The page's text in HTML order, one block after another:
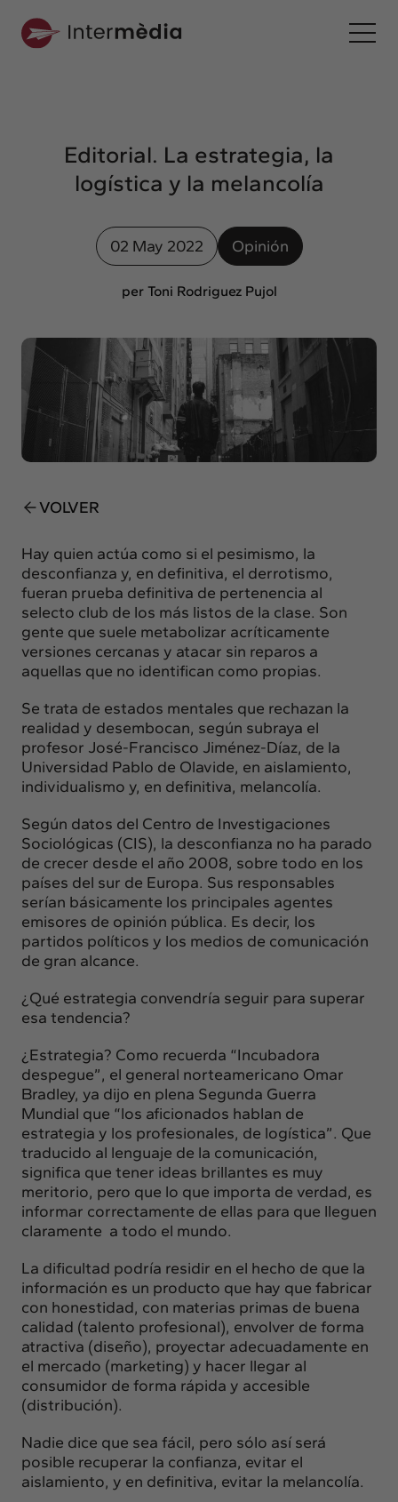
Interconexión
Nuestros servicios
Interacción
Proyectos
Intermèdia
Interrelación
Clientes
Insights
Actualidad
Intercambio
Editorial. La estrategia, la
logística y la melancolía
02 May 2022 Opinión
per Toni Rodriguez Pujol
VOLVER
Hay quien actúa como si el pesimismo, la
desconfianza y, en definitiva, el derrotismo,
fueran prueba definitiva de pertenencia al
selecto club de los más listos de la clase. Son
gente que suele metabolizar acríticamente
versiones cercanas y atacar sin reparos a
aquellas que no identifican como propias.
Se trata de estados mentales que rechazan la
realidad y desembocan, según subraya el
profesor José-Francisco Jiménez-Díaz, de la
Universidad Pablo de Olavide, en aislamiento,
individualismo y, en definitiva, melancolía.
Según datos del Centro de Investigaciones
Sociológicas (CIS), la desconfianza no ha parado
de crecer desde el año 2008, sobre todo en los
países del sur de Europa. Sus responsables
serían básicamente los principales agentes
emisores de opinión pública. Es decir, los
partidos políticos y los medios de comunicación
de gran alcance.
¿Qué estrategia convendría seguir para superar
esa tendencia?
¿Estrategia? Como recuerda “Incubadora
despegue”, el general norteamericano Omar
Bradley, ya dijo en plena Segunda Guerra
Mundial que “los aficionados hablan de
estrategia y los profesionales, de logística”. Que
traducido al lenguaje de la comunicación,
significa que tener ideas brillantes es muy
meritorio, pero que lo que importa de verdad, es
informar correctamente de ellas para que lleguen
claramente a todo el mundo.
La dificultad podría residir en el hecho de que la
información es un producto que hay que fabricar
con honestidad, con materias primas de buena
calidad (talento profesional), envolver de forma
atractiva (diseño), proyectar adecuadamente en
el mercado (marketing) y hacer llegar al
consumidor de forma rápida y accesible
(distribución).
Nadie dice que sea fácil, pero sólo así será
posible recuperar la confianza, evitar el
aislamiento, y en definitiva, evitar la melancolía.